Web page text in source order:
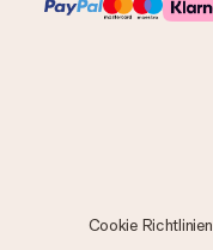
Cookie Richtlinien